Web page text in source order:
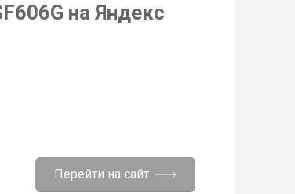
на Яндекс
Перейти на сайт